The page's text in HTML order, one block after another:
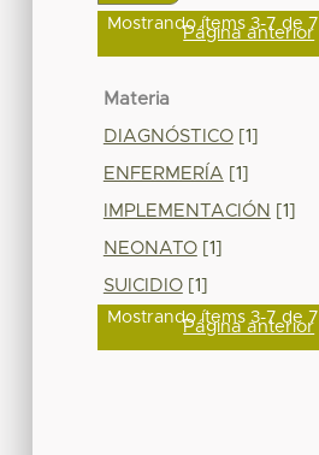
Mostrando ítems 3-7 de 7
Página anterior
Materia
DIAGNÓSTICO[1]
ENFERMERÍA [1]
IMPLEMENTACIÓN [1]
NEONATO[1]
SUICIDIO[1]
Mostrando ítems 3-7 de 7
Página anterior